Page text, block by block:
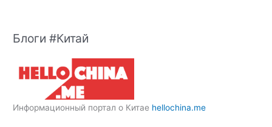
Блоги #Китай
Информационный портал о Китае hellochina.me